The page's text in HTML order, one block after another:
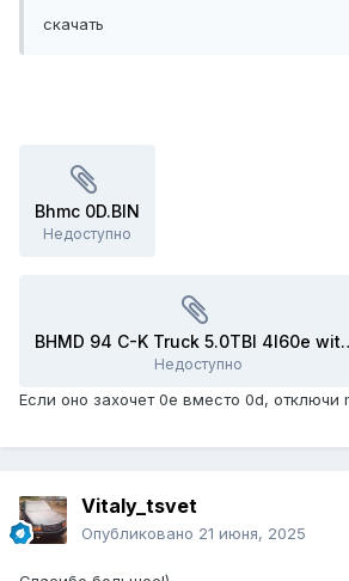
скачать
Bhmc 0D.BIN
Недоступно
BHMD 94 C-K
Недоступно
Если оно захочет 0e вместо 0d, отключи
Vitaly_tsvet
Опубликовано 21 июня, 2025